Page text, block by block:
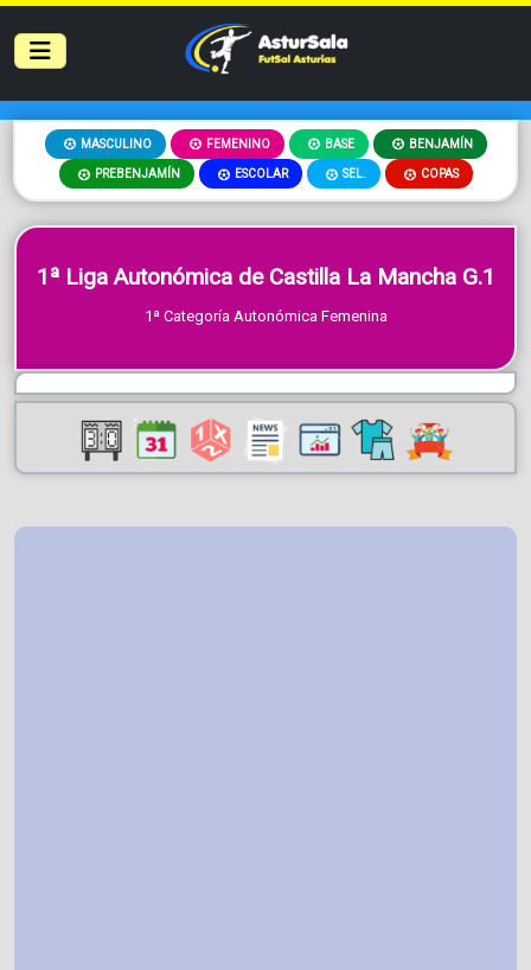
MASCULINO FEMENINO BASE BENJAMÍN
PREBENJAMÍN ESCOLAR SEL. COPAS
1ª Liga Autonómica de Castilla La Mancha G.1
1ª Categoría Autonómica Femenina